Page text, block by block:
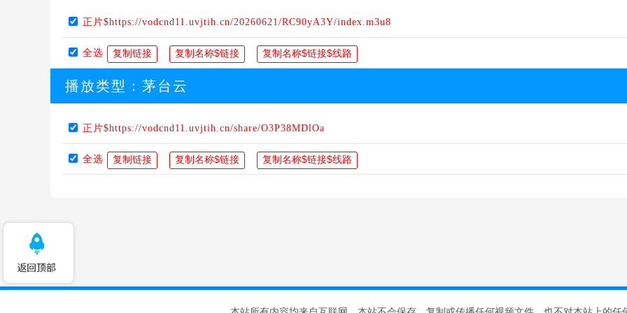
正片$https://vodcnd11.uvjtih.cn/20260621/RC90yA3Y/index.m3u8
全选
播放类型： 茅台云
正片$https://vodcnd11.uvjtih.cn/share/O3P38MDlOa
全选